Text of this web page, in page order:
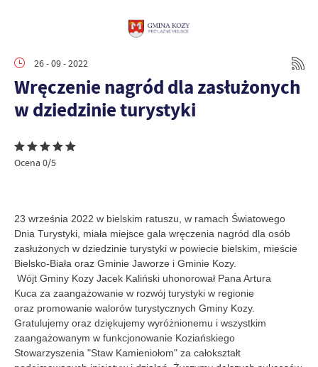
26 - 09 - 2022
Wręczenie nagród dla zasłużonych
w dziedzinie turystyki
Ocena 0/5
23 września 2022 w bielskim ratuszu, w ramach Światowego
Dnia Turystyki, miała miejsce gala wręczenia nagród dla osób
zasłużonych w dziedzinie turystyki w powiecie bielskim, mieście
Bielsko-Biała oraz Gminie Jaworze i Gminie Kozy.
Wójt Gminy Kozy Jacek Kaliński uhonorował Pana Artura
Kuca za zaangażowanie w rozwój turystyki w regionie
oraz promowanie walorów turystycznych Gminy Kozy.
Gratulujemy oraz dziękujemy wyróżnionemu i wszystkim
zaangażowanym w funkcjonowanie Koziańskiego
Stowarzyszenia "Staw Kamieniołom" za całokształt